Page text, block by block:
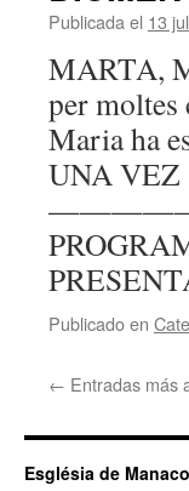
Publicada el 13
MARTA,
per moltes
Maria ha
UNA
Publicado en
← Entradas más
Església de